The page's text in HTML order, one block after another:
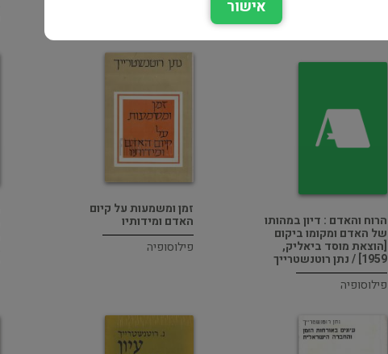
הרוח והאדם : דיון במהותו
של האדם ומקומו ביקום
[הוצאת מוסד ביאליק,
1959] / נתן רוטנשטרייך
פילוסופיה
זמן ומשמעות על קיום
האדם ומידותיו
פילוסופיה
אישור